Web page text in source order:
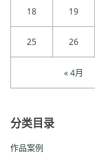
« 4月
18 19
25 26
分类目录
作品案例